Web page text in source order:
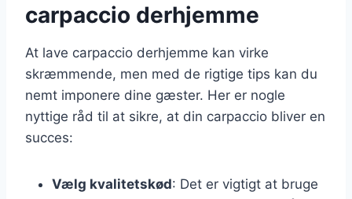
carpaccio derhjemme
At lave carpaccio derhjemme kan virke
skræmmende, men med de rigtige tips kan du
nemt imponere dine gæster. Her er nogle
nyttige råd til at sikre, at din carpaccio bliver en
succes:
Vælg kvalitetskød: Det er vigtigt at bruge